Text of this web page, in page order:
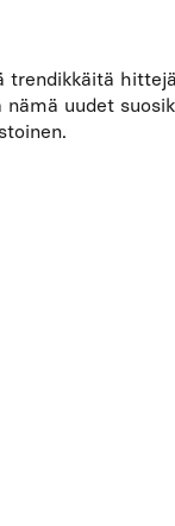
trendikkäitä
nämä uudet